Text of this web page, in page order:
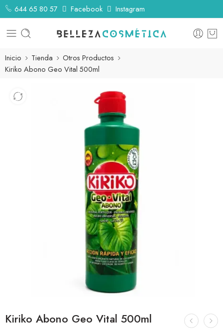
644 65 80 57 Facebook Instagram
Inicio Tienda
Otros Productos
Kiriko Abono Geo Vital 500ml
Kiriko Abono Geo Vital 500ml